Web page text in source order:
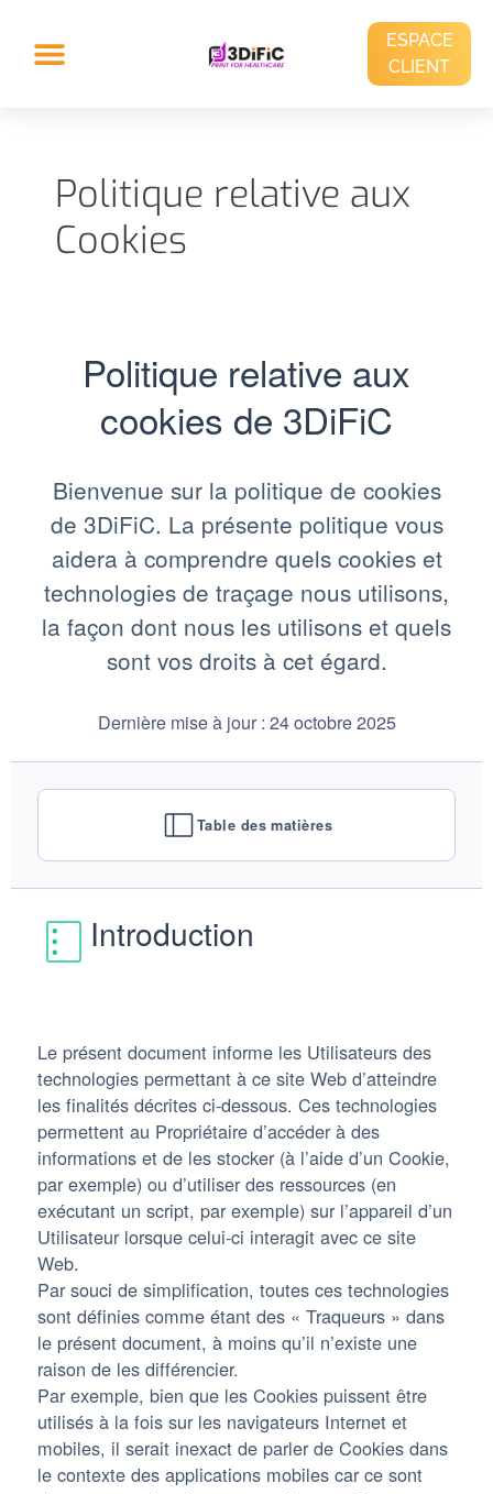
ESPACE
CLIENT
Politique relative aux
Cookies
Politique relative aux
cookies de 3DiFiC
Bienvenue sur la politique de cookies
de 3DiFiC. La présente politique vous
aidera à comprendre quels cookies et
technologies de traçage nous utilisons,
la façon dont nous les utilisons et quels
sont vos droits à cet égard.
Dernière mise à jour : 24 octobre 2025
Table des matières
Introduction
Le présent document informe les Utilisateurs des
technologies permettant à ce site Web d’atteindre
les finalités décrites ci-dessous. Ces technologies
permettent au Propriétaire d’accéder à des
informations et de les stocker (à l’aide d’un Cookie,
par exemple) ou d’utiliser des ressources (en
exécutant un script, par exemple) sur l’appareil d’un
Utilisateur lorsque celui-ci interagit avec ce site
Web.
Par souci de simplification, toutes ces technologies
sont définies comme étant des « Traqueurs » dans
le présent document, à moins qu’il n’existe une
raison de les différencier.
Par exemple, bien que les Cookies puissent être
utilisés à la fois sur les navigateurs Internet et
mobiles, il serait inexact de parler de Cookies dans
le contexte des applications mobiles car ce sont